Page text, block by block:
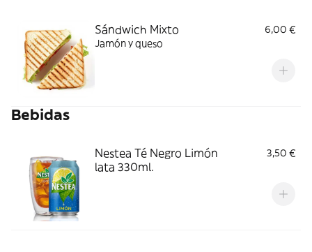
Sándwich Mixto
6,00 €
Jamón y queso
Bebidas
Nestea Té Negro Limón
lata 330ml.
3,50 €